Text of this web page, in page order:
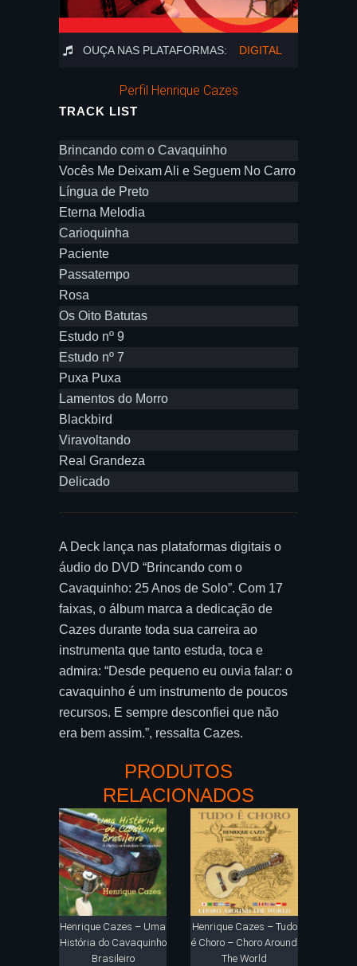
OUÇA NAS PLATAFORMAS: DIGITAL
Perfil Henrique Cazes
TRACK LIST
Brincando com o Cavaquinho
Vocês Me Deixam Ali e Seguem No Carro
Língua de Preto
Eterna Melodia
Carioquinha
Paciente
Passatempo
Rosa
Os Oito Batutas
Estudo nº 9
Estudo nº 7
Puxa Puxa
Lamentos do Morro
Blackbird
Viravoltando
Real Grandeza
Delicado
A Deck lança nas plataformas digitais o
áudio do DVD “Brincando com o
Cavaquinho: 25 Anos de Solo”. Com 17
faixas, o álbum marca a dedicação de
Cazes durante toda sua carreira ao
instrumenta que tanto estuda, toca e
admira: “Desde pequeno eu ouvia falar: o
cavaquinho é um instrumento de poucos
recursos. E sempre desconfiei que não
era bem assim.”, ressalta Cazes.
PRODUTOS
RELACIONADOS
Henrique Cazes – Uma
História do Cavaquinho
Brasileiro
Henrique Cazes – Tudo
é Choro – Choro Around
The World